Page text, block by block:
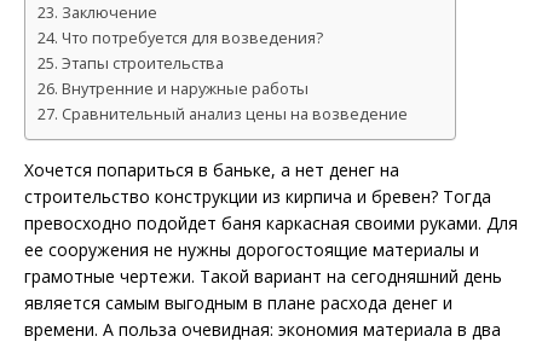
Заключение
Что потребуется для возведения?
Этапы строительства
Внутренние и наружные работы
Сравнительный анализ цены на возведение
Хочется попариться в баньке, а нет денег на
строительство конструкции из кирпича и бревен? Тогда
превосходно подойдет баня каркасная своими руками. Для
ее сооружения не нужны дорогостоящие материалы и
грамотные чертежи. Такой вариант на сегодняшний день
является самым выгодным в плане расхода денег и
времени. А польза очевидная: экономия материала в два